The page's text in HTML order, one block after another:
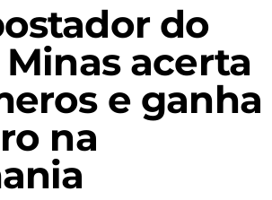
do
acerta
e ganha
na